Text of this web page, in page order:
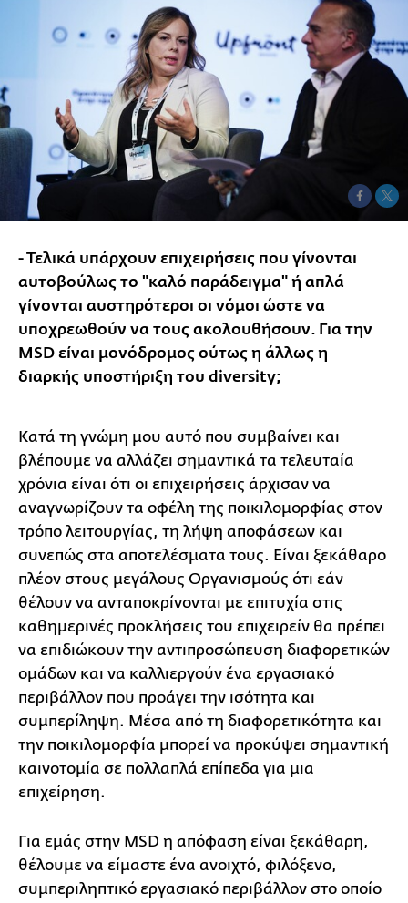
- Τελικά υπάρχουν επιχειρήσεις που γίνονται
αυτοβούλως το "καλό παράδειγμα" ή απλά
γίνονται αυστηρότεροι οι νόμοι ώστε να
υποχρεωθούν να τους ακολουθήσουν. Για την
MSD είναι μονόδρομος ούτως η άλλως η
διαρκής υποστήριξη του diversity;
Κατά τη γνώμη μου αυτό που συμβαίνει και
βλέπουμε να αλλάζει σημαντικά τα τελευταία
χρόνια είναι ότι οι επιχειρήσεις άρχισαν να
αναγνωρίζουν τα οφέλη της ποικιλομορφίας στον
τρόπο λειτουργίας, τη λήψη αποφάσεων και
συνεπώς στα αποτελέσματα τους. Είναι ξεκάθαρο
πλέον στους μεγάλους Οργανισμούς ότι εάν
θέλουν να ανταποκρίνονται με επιτυχία στις
καθημερινές προκλήσεις του επιχειρείν θα πρέπει
να επιδιώκουν την αντιπροσώπευση διαφορετικών
ομάδων και να καλλιεργούν ένα εργασιακό
περιβάλλον που προάγει την ισότητα και
συμπερίληψη. Μέσα από τη διαφορετικότητα και
την ποικιλομορφία μπορεί να προκύψει σημαντική
καινοτομία σε πολλαπλά επίπεδα για μια
επιχείρηση.
Για εμάς στην MSD η απόφαση είναι ξεκάθαρη,
θέλουμε να είμαστε ένα ανοιχτό, φιλόξενο,
συμπεριληπτικό εργασιακό περιβάλλον στο οποίο